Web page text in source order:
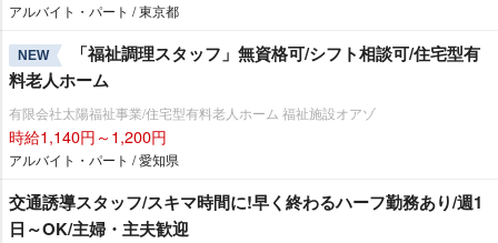
アルバイト・パート / 東京都
NEW
「福祉調理スタッフ」無資格可/シフト相談可/住宅型有
料老人ホーム
有限会社太陽福祉事業/住宅型有料老人ホーム 福祉施設オアゾ
時給1,140円～1,200円
アルバイト・パート / 愛知県
交通誘導スタッフ/スキマ時間に!早く終わるハーフ勤務あり/週1
日～OK/主婦・主夫歓迎